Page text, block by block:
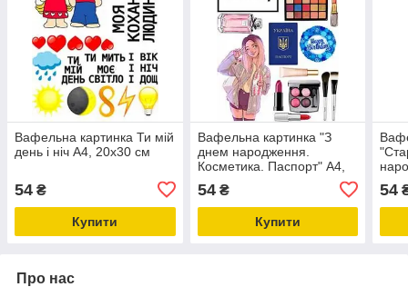
Вафельна картинка Ти мій
день і ніч А4, 20х30 см
54 ₴
Купити
Вафельна картинка "З
днем народження.
Косметика. Паспорт" А4,
54₴
Купити
54
Про нас